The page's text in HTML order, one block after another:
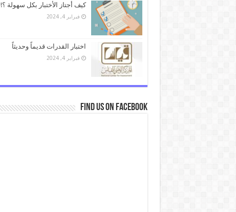
كيف أجتاز الأختبار بكل سهولة ؟!
فبراير 4, 2024
اختبار القدرات قديماً وحديثاً
فبراير 4, 2024
Find us on Facebook